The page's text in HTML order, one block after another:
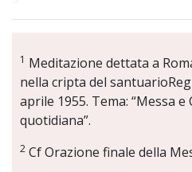
1 Meditazione dettata a
nella cripta del
aprile 1955. Tema: “Messa
quotidiana”.
2 Cf Orazione finale della